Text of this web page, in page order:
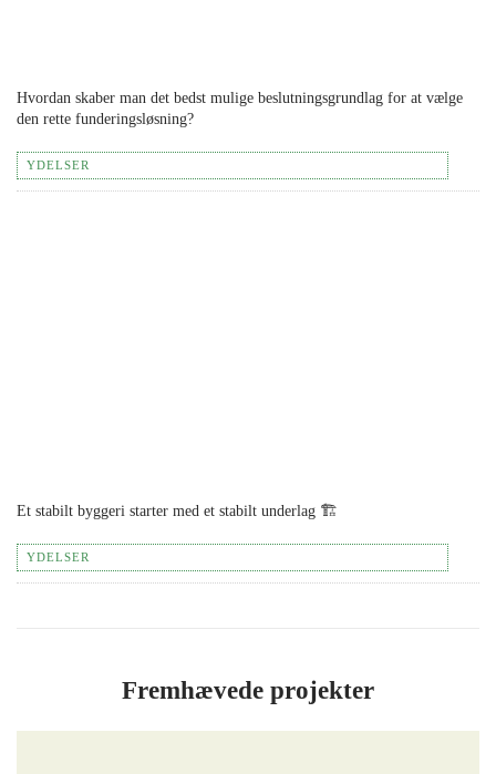
Hvordan skaber man det bedst mulige beslutningsgrundlag for at vælge
den rette funderingsløsning?
YDELSER
Et stabilt byggeri starter med et stabilt underlag 🏗️
YDELSER
Fremhævede projekter